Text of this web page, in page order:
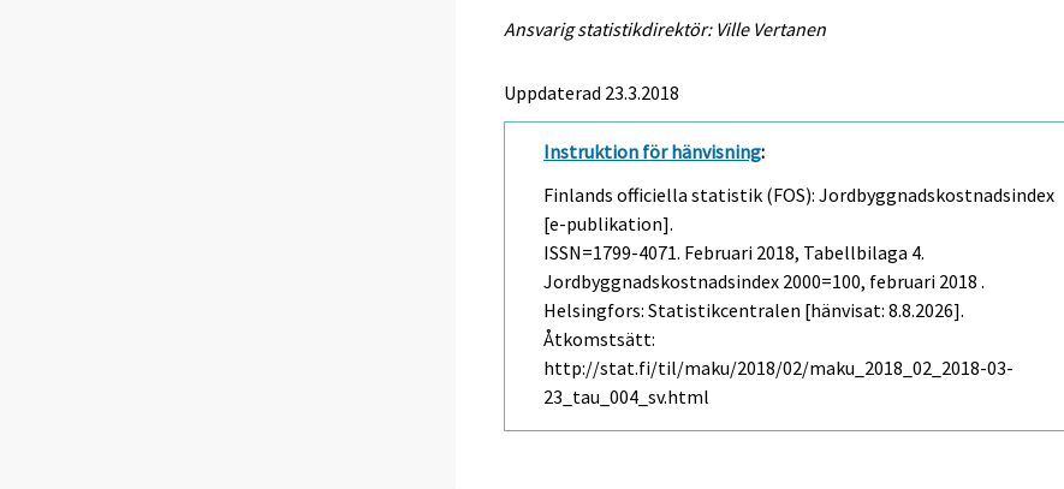
Ansvarig statistikdirektör: Ville Vertanen
Uppdaterad 23.3.2018
Instruktion för hänvisning:
Finlands officiella statistik (FOS): Jordbyggnadskostnadsindex
[e-publikation].
ISSN=1799-4071. Februari 2018, Tabellbilaga 4.
Jordbyggnadskostnadsindex 2000=100, februari 2018 .
Helsingfors: Statistikcentralen [hänvisat: 8.8.2026].
Åtkomstsätt:
http://stat.fi/til/maku/2018/02/maku_2018_02_2018-03-
23_tau_004_sv.html